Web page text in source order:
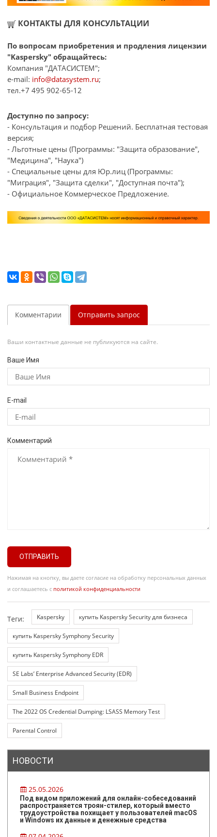
КОНТАКТЫ ДЛЯ КОНСУЛЬТАЦИИ
По вопросам приобретения и продления лицензии
"Kaspersky" обращайтесь:
Компания "ДАТАСИСТЕМ";
e-mail: info@datasystem.ru;
тел.+7 495 902-65-12
Доступно по запросу:
- Консультация и подбор Решений. Бесплатная тестовая
версия;
- Льготные цены (Программы: "Защита образование",
"Медицина", "Наука")
- Специальные цены для Юр.лиц (Программы:
"Миграция", "Защита сделки", "Доступная почта");
- Официальное Коммерческое Предложение.
Комментарии Отправить запрос
Ваши контактные данные не публикуются на сайте.
Ваше Имя
E-mail
Комментарий
ОТПРАВИТЬ
Нажимая на кнопку, вы даете согласие на обработку персональных данных
и соглашаетесь с политикой конфиденциальности
Теги: Kaspersky купить Kaspersky Security для бизнеса
купить Kaspersky Symphony Security
купить Kaspersky Symphony EDR
SE Labs’ Enterprise Advanced Security (EDR)
Small Business Endpoint
The 2022 OS Credential Dumping: LSASS Memory Test
Parental Control
НОВОСТИ
25.05.2026
Под видом приложений для онлайн-собеседований
распространяется троян-стилер, который вместо
трудоустройства похищает у пользователей macOS
и Windows их данные и денежные средства